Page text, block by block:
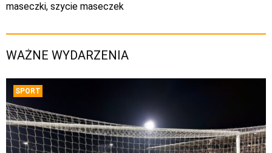
maseczki, szycie maseczek
WAŻNE WYDARZENIA
SPORT